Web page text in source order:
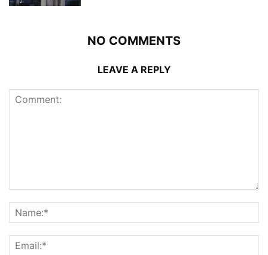
NO COMMENTS
LEAVE A REPLY